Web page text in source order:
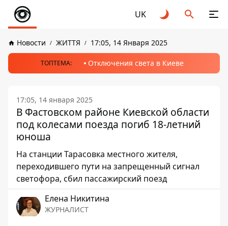
UK
Новости ЖИТТЯ 17:05, 14 Января 2025
ТОПТЕМА: Отключения света в Киеве
17:05, 14 января 2025
В Фастовском районе Киевской области
под колесами поезда погиб 18-летний
юноша
На станции Тарасовка местного жителя,
переходившего пути на запрещенный сигнал
светофора, сбил пассажирский поезд
Елена Никитина
ЖУРНАЛИСТ